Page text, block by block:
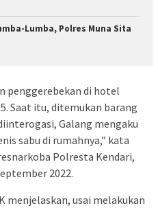
Lumba, Polres Muna Sita
penggerebekan di hotel
Saat itu, ditemukan barang
Galang mengaku
sabu di rumahnya,” kata
Polresta Kendari,
2022.
menjelaskan, usai melakukan